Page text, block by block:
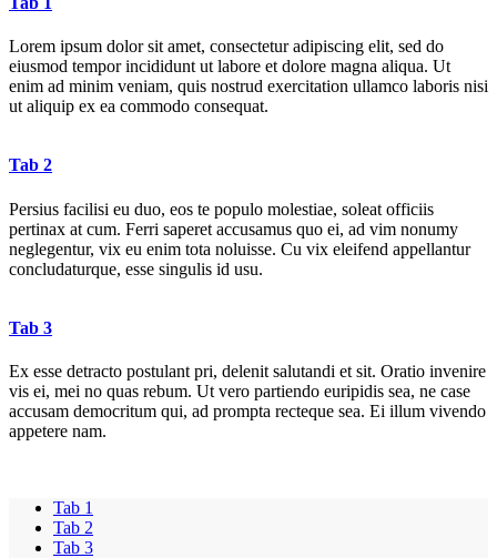
Lorem ipsum dolor sit amet, consectetur adipiscing elit, sed do
eiusmod tempor incididunt ut labore et dolore magna aliqua. Ut
enim ad minim veniam, quis nostrud exercitation ullamco laboris nisi
ut aliquip ex ea commodo consequat.
Tab 2
Persius facilisi eu duo, eos te populo molestiae, soleat officiis
pertinax at cum. Ferri saperet accusamus quo ei, ad vim nonumy
neglegentur, vix eu enim tota noluisse. Cu vix eleifend appellantur
concludaturque, esse singulis id usu.
Tab 3
Ex esse detracto postulant pri, delenit salutandi et sit. Oratio invenire
vis ei, mei no quas rebum. Ut vero partiendo euripidis sea, ne case
accusam democritum qui, ad prompta recteque sea. Ei illum vivendo
appetere nam.
Tab 1
Tab 2
Tab 3